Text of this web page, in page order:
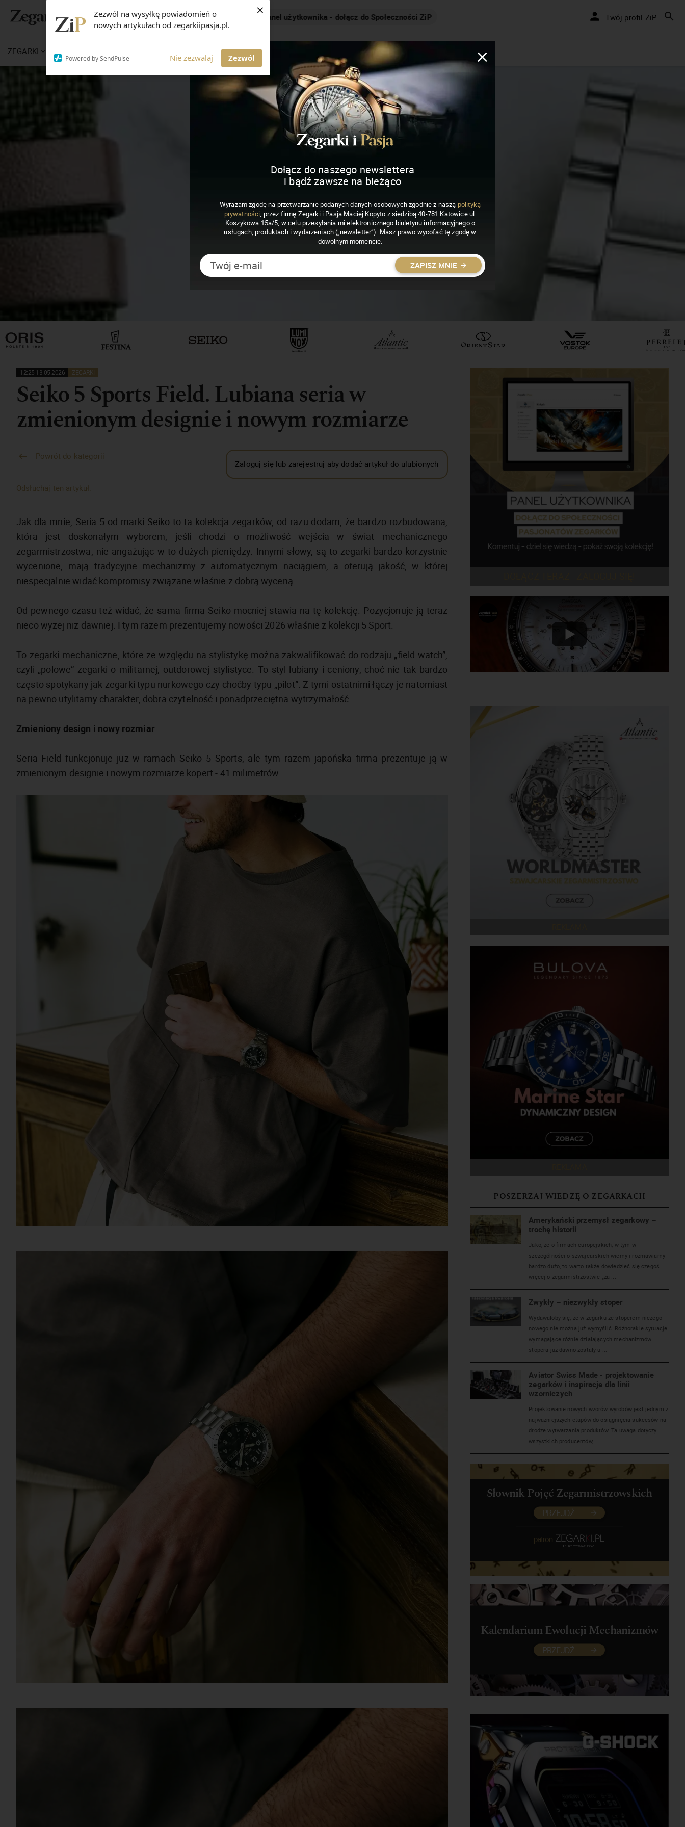
Zezwól na wysyłkę powiadomień o
nowych artykułach od zegarkiipasja.pl.
Powered by SendPulse Nie zezwalaj Zezwól
× Nakręcamy pozytywnie... cały czas! Twój profil ZiP
ZEGARKI MAGAZYN ZEGARKI I PASJA
12:25 13.05.2026 ZEGARKI
Seiko 5 Sports Field. Lubiana seria w
zmienionym designie i nowym rozmiarze
Powrót do kategorii
Zaloguj się lub zarejestruj aby dodać artykuł do ulubionych
Odsłuchaj ten artykuł:
Jak dla mnie, Seria 5 od marki Seiko to ta kolekcja zegarków, od razu dodam, że bardzo rozbudowana,
która jest doskonałym wyborem, jeśli chodzi o możliwość wejścia w świat mechanicznego
zegarmistrzostwa, nie angażując w to dużych pieniędzy. Innymi słowy, są to zegarki bardzo korzystnie
wycenione, mają tradycyjne mechanizmy z automatycznym naciągiem, a oferują jakość, w której
niespecjalnie widać kompromisy związane właśnie z dobrą wyceną.
Od pewnego czasu też widać, że sama firma Seiko mocniej stawia na tę kolekcję. Pozycjonuje ją teraz
nieco wyżej niż dawniej. I tym razem prezentujemy nowości 2026 właśnie z kolekcji 5 Sport.
To zegarki mechaniczne, które ze względu na stylistykę można zakwalifikować do rodzaju „field watch”,
czyli „polowe” zegarki o militarnej, outdorowej stylistyce. To styl lubiany i ceniony, choć nie tak bardzo
często spotykany jak zegarki typu nurkowego czy choćby typu „pilot”. Z tymi ostatnimi łączy je natomiast
na pewno utylitarny charakter, dobra czytelność i ponadprzeciętna wytrzymałość.
Zmieniony design i nowy rozmiar
Seria Field funkcjonuje już w ramach Seiko 5 Sports, ale tym razem japońska firma prezentuje ją w
zmienionym designie i nowym rozmiarze kopert - 41 milimetrów.
POSZERZAJ WIEDZĘ O ZEGARKACH
Amerykański przemysł zegarkowy –
trochę historii
Jako, że o firmach europejskich, w tym w
szczególności o szwajcarskich wiemy i rozmawiamy
bardzo dużo, to warto także dowiedzieć się czegoś
więcej o zegarmistrzostwie „za ...
Zwykły – niezwykły stoper
Wydawałoby się, że w zegarku ze stoperem niczego
nowego nie można już wymyślić. Różnorakie sytuacje
wymagające różnie działających mechanizmów
stopera już dawno zostały u ...
Aviator Swiss Made - projektowanie
zegarków i inspiracje dla linii
wzorniczych
Projektowanie nowych wzorów wyrobów jest jednym z
najważniejszych etapów do osiągnięcia sukcesów na
drodze wytwarzania produktów. Ta uwaga dotyczy
wszystkich producentów, ...
Słownik Pojęć Zegarmistrzowskich
PRZEJDŹ
patron
Kalendarium Ewolucji Mechanizmów
PRZEJDŹ
Dołącz do naszego newslettera
i bądź zawsze na bieżąco
Wyrażam zgodę na przetwarzanie podanych danych osobowych zgodnie z naszą polityką
prywatności, przez firmę Zegarki i Pasja Maciej Kopyto z siedzibą 40-781 Katowice ul.
Koszykowa 15a/5, w celu przesyłania mi elektronicznego biuletynu informacyjnego o
usługach, produktach i wydarzeniach („newsletter”). Masz prawo wycofać tę zgodę w
dowolnym momencie.
ZAPISZ MNIE